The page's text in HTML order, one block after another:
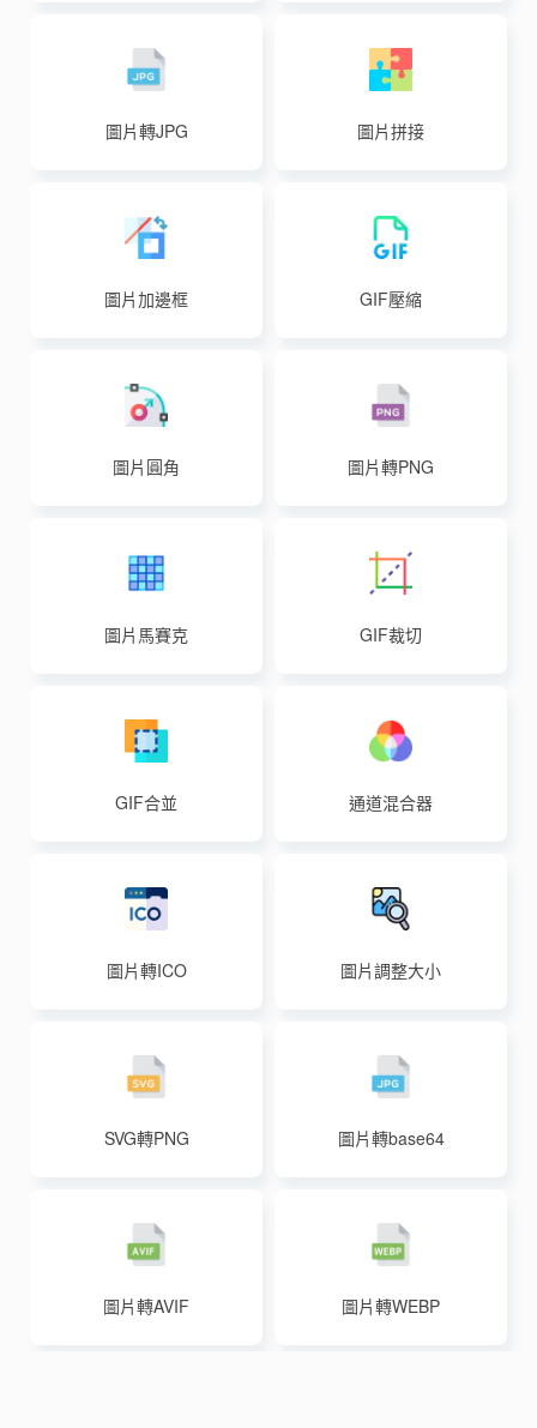
圖片轉JPG 圖片拼接
圖片加邊框 GIF壓縮
圖片圓角 圖片轉PNG
圖片馬賽克 GIF裁切
GIF合並 通道混合器
圖片轉ICO 圖片調整大小
SVG轉PNG 圖片轉base64
圖片轉AVIF 圖片轉WEBP